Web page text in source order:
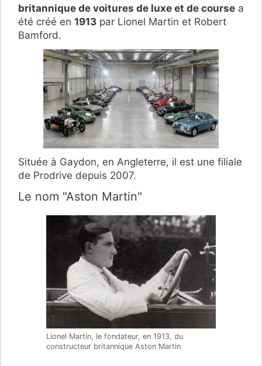
britannique de voitures de luxe et de course a
été créé en 1913 par Lionel Martin et Robert
Bamford.
Située à Gaydon, en Angleterre, il est une filiale
de Prodrive depuis 2007.
Le nom "Aston Martin"
Lionel Martin, le fondateur, en 1913, du
constructeur britannique Aston Martin